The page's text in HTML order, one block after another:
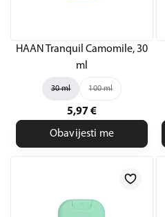
HAAN Tranquil Camomile, 30
ml
30 ml 100 ml
5,97 €
Obavijesti me